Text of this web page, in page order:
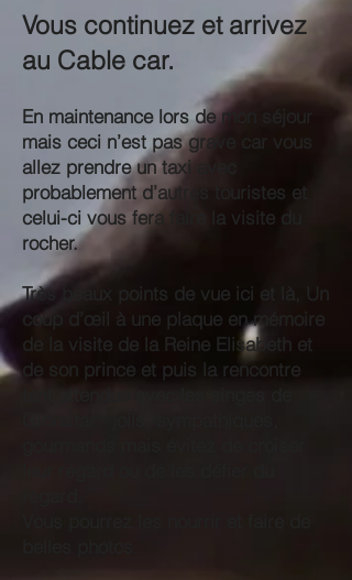
Vous continuez et arrivez
au Cable car.
En maintenance lors de mon séjour
mais ceci n’est pas grave car vous
allez prendre un taxi avec
probablement d’autres touristes et
celui-ci vous fera faire la visite du
rocher.
Très beaux points de vue ici et là, Un
coup d’œil à une plaque en mémoire
de la visite de la Reine Elisabeth et
de son prince et puis la rencontre